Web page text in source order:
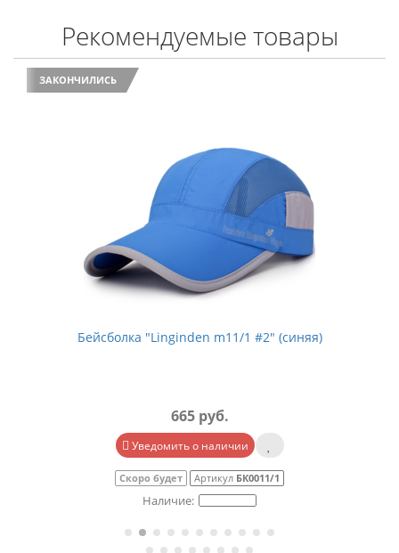
Рекомендуемые товары
ЗАКОНЧИЛИСЬ
Бейсболка "Linginden m11/1 #2" (синяя)
665 руб.
Уведомить о наличии
Скоро будет Артикул БК0011/1